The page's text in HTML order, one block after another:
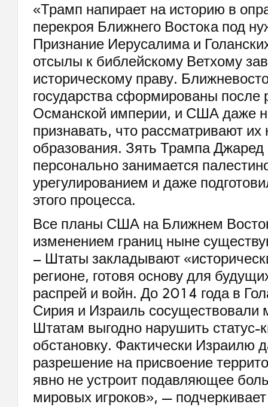
«Трамп напирает на историю в
перекроя Ближнего Востока под
Признание Иерусалима и
отсылы к библейскому Ветхому
историческому праву.
государства сформированы после
Османской империи, и США даже
признавать, что рассматривают
образования. Зять Трампа
персонально занимается
урегулированием и даже
этого процесса.
Все планы США на Ближнем
изменением границ ныне
– Штаты закладывают
регионе, готовя основу для
распрей и войн. До 2014 года в
Сирия и Израиль сосуществовали
Штатам выгодно нарушить статус-
обстановку. Фактически Израилю
разрешение на присвоение
явно не устроит подавляющее
мировых игроков», —